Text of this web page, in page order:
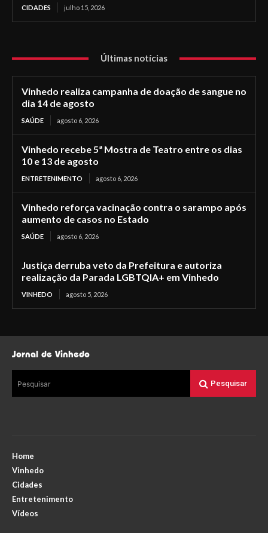
CIDADES julho 15, 2026
Últimas notícias
Vinhedo realiza campanha de doação de sangue no
dia 14 de agosto
SAÚDE agosto 6, 2026
Vinhedo recebe 5ª Mostra de Teatro entre os dias
10 e 13 de agosto
ENTRETENIMENTO agosto 6, 2026
Vinhedo reforça vacinação contra o sarampo após
aumento de casos no Estado
SAÚDE agosto 6, 2026
Justiça derruba veto da Prefeitura e autoriza
realização da Parada LGBTQIA+ em Vinhedo
VINHEDO agosto 5, 2026
Jornal de Vinhedo
Pesquisar Pesquisar
Home
Vinhedo
Cidades
Entretenimento
Vídeos